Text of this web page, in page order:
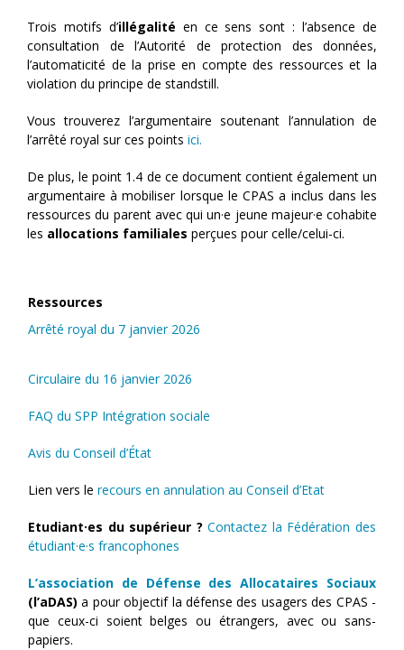
Trois motifs d’illégalité en ce sens sont : l’absence de
consultation de l’Autorité de protection des données,
l’automaticité de la prise en compte des ressources et la
violation du principe de standstill.
Vous trouverez l’argumentaire soutenant l’annulation de
l’arrêté royal sur ces points ici.
De plus, le point 1.4 de ce document contient également un
argumentaire à mobiliser lorsque le CPAS a inclus dans les
ressources du parent avec qui un·e jeune majeur·e cohabite
les allocations familiales perçues pour celle/celui-ci.
Ressources
Arrêté royal du 7 janvier 2026
Circulaire du 16 janvier 2026
FAQ du SPP Intégration sociale
Avis du Conseil d’État
Lien vers le recours en annulation au Conseil d’Etat
Etudiant·es du supérieur ?Contactez la Fédération des
étudiant·e·s francophones
L’association de Défense des Allocataires Sociaux
(l’aDAS)a pour objectif la défense des usagers des CPAS -
que ceux-ci soient belges ou étrangers, avec ou sans-
papiers.